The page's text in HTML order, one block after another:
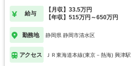
給与
【月収】33.5万円
【年収】515万円～650万円
勤務地 静岡県 静岡市清水区
アクセス ＪＲ東海道本線(東京－熱海) 興津駅